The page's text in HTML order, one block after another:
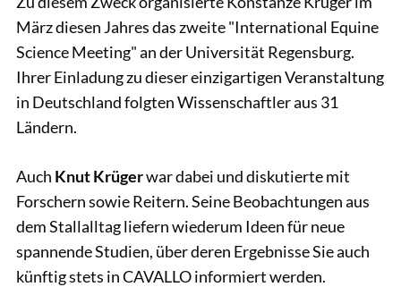
März diesen Jahres das zweite "International Equine
Science Meeting" an der Universität Regensburg.
Ihrer Einladung zu dieser einzigartigen Veranstaltung
in Deutschland folgten Wissenschaftler aus 31
Ländern.
Auch Knut Krügerwar dabei und diskutierte mit
Forschern sowie Reitern. Seine Beobachtungen aus
dem Stallalltag liefern wiederum Ideen für neue
spannende Studien, über deren Ergebnisse Sie auch
künftig stets in CAVALLO informiert werden.